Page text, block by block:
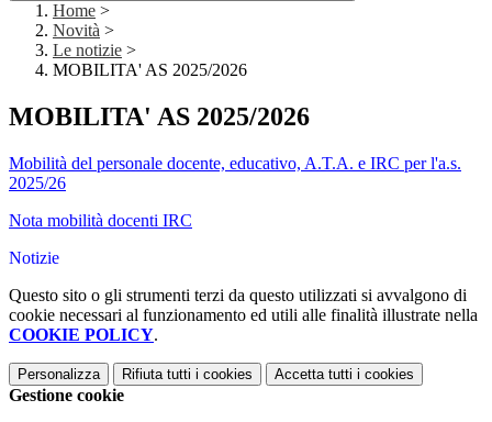
Home >
Novità >
Le notizie >
MOBILITA' AS 2025/2026
MOBILITA' AS 2025/2026
Mobilità del personale docente, educativo, A.T.A. e IRC per l'a.s.
2025/26
Nota mobilità docenti IRC
Notizie
Questo sito o gli strumenti terzi da questo utilizzati si avvalgono di
cookie necessari al funzionamento ed utili alle finalità illustrate nella
COOKIE POLICY.
Personalizza Rifiuta tutti i cookies Accetta tutti i cookies
Gestione cookie